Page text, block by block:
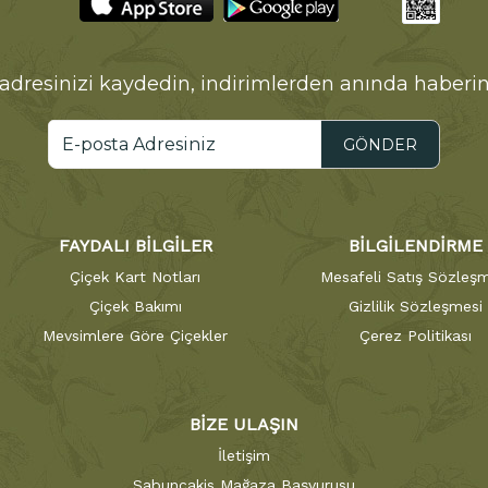
kaydedin, indirimlerden anında
GÖNDER
FAYDALI BİLGİLER
Çiçek Kart Notları
Çiçek Bakımı
Mevsimlere Göre Çiçekler
BİLGİLENDİRME
Mesafeli Satış
Gizlilik Sözleşmesi
Çerez Politikası
BİZE ULAŞIN
İletişim